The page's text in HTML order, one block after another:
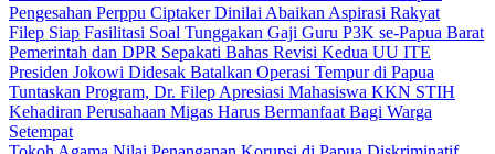
Pengesahan Perppu Ciptaker Dinilai Abaikan Aspirasi Rakyat
Filep Siap Fasilitasi Soal Tunggakan Gaji Guru P3K se-Papua Barat
Pemerintah dan DPR Sepakati Bahas Revisi Kedua UU ITE
Presiden Jokowi Didesak Batalkan Operasi Tempur di Papua
Tuntaskan Program, Dr. Filep Apresiasi Mahasiswa KKN STIH
Kehadiran Perusahaan Migas Harus Bermanfaat Bagi Warga
Setempat